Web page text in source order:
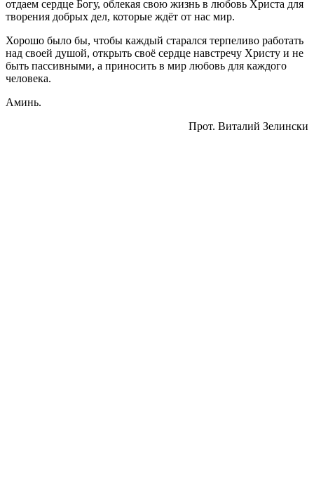
отдаем сердце Богу, облекая свою жизнь в любовь Христа для
творения добрых дел, которые ждёт от нас мир.
Хорошо было бы, чтобы каждый старался терпеливо работать
над своей душой, открыть своё сердце навстречу Христу и не
быть пассивными, а приносить в мир любовь для каждого
человека.
Аминь.
Прот. Виталий Зелински